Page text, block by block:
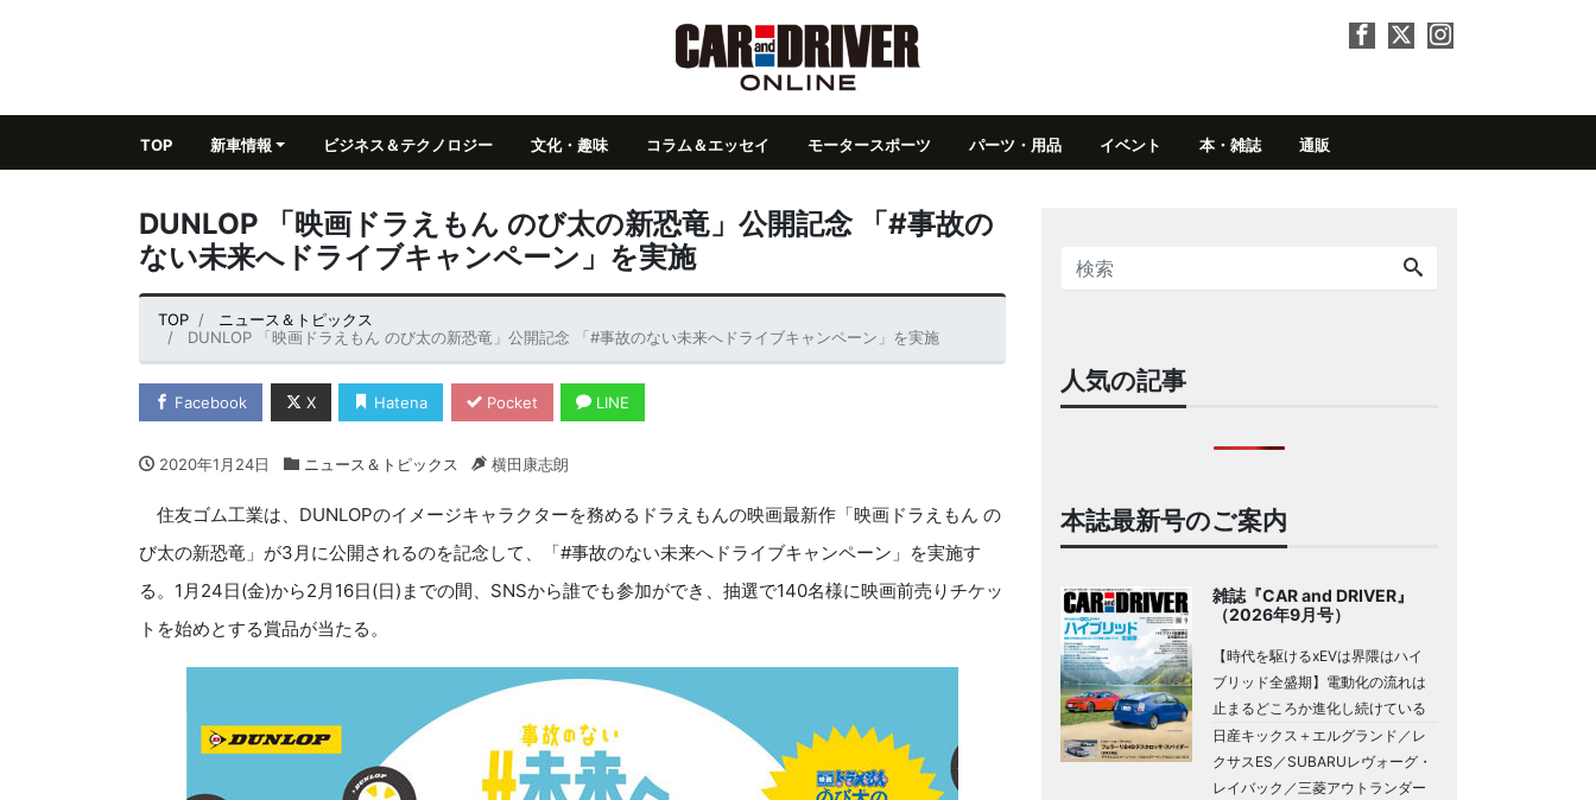
TOP 新車情報 ビジネス＆テクノロジー 文化・趣味 コラム＆エッセイ モータースポーツ パーツ・用品 イベント 本・雑誌 通販
DUNLOP 「映画ドラえもん のび太の新恐竜」公開記念 「#事故の
ない未来へドライブキャンペーン」を実施
TOP
ニュース＆トピックス
DUNLOP 「映画ドラえもん のび太の新恐竜」公開記念 「#事故のない未来へドライブキャンペーン」を実施
Facebook X Hatena Pocket LINE
2020年1月24日 ニュース＆トピックス 横田康志朗
住友ゴム工業は、DUNLOPのイメージキャラクターを務めるドラえもんの映画最新作「映画ドラえもん の
び太の新恐竜」が3月に公開されるのを記念して、「#事故のない未来へドライブキャンペーン」を実施す
る。1月24日(金)から2月16日(日)までの間、SNSから誰でも参加ができ、抽選で140名様に映画前売りチケッ
トを始めとする賞品が当たる。
人気の記事
本誌最新号のご案内
雑誌『CAR and DRIVER』
（2026年9月号）
【時代を駆けるxEVは界隈はハイ
ブリッド全盛期】電動化の流れは
止まるどころか進化し続けている
日産キックス＋エルグランド／レ
クサスES／SUBARUレヴォーグ・
レイバック／三菱アウトランダー